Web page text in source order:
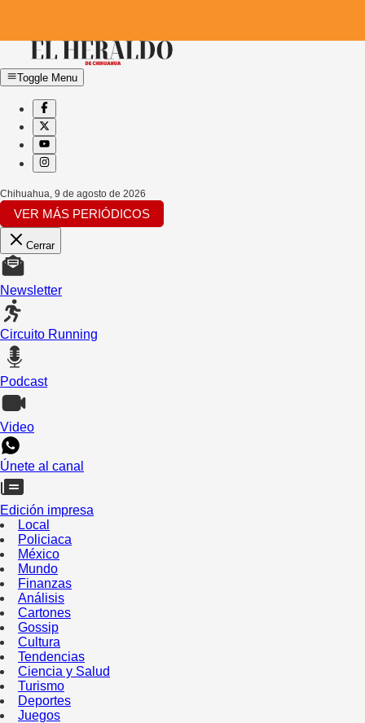
Toggle Menu
Chihuahua 9 de agosto de 2026
VER MÁS PERIÓDICOS
Cerrar
Newsletter
Circuito Running
Podcast
Video
Únete al canal
Edición impresa
Local
Policiaca
México
Mundo
Finanzas
Análisis
Cartones
Gossip
Cultura
Tendencias
Ciencia y Salud
Turismo
Deportes
Juegos